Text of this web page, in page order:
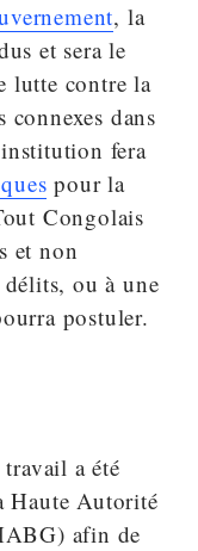
, la
et sera le
lutte contre la
dans
fera
pour la
Congolais
et non
ou à une
postuler.
a été
Haute Autorité
afin de